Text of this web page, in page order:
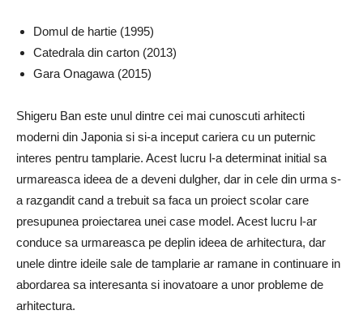
Domul de hartie (1995)
Catedrala din carton (2013)
Gara Onagawa (2015)
Shigeru Ban este unul dintre cei mai cunoscuti arhitecti
moderni din Japonia si si-a inceput cariera cu un puternic
interes pentru tamplarie. Acest lucru l-a determinat initial sa
urmareasca ideea de a deveni dulgher, dar in cele din urma s-
a razgandit cand a trebuit sa faca un proiect scolar care
presupunea proiectarea unei case model. Acest lucru l-ar
conduce sa urmareasca pe deplin ideea de arhitectura, dar
unele dintre ideile sale de tamplarie ar ramane in continuare in
abordarea sa interesanta si inovatoare a unor probleme de
arhitectura.